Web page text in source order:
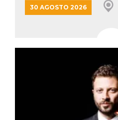
30 AGOSTO 2026